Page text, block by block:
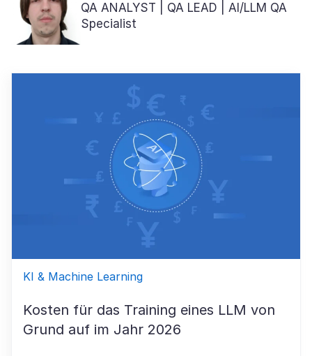
QA ANALYST | QA LEAD | AI/LLM QA
Specialist
KI & Machine Learning
Kosten für das Training eines LLM von
Grund auf im Jahr 2026